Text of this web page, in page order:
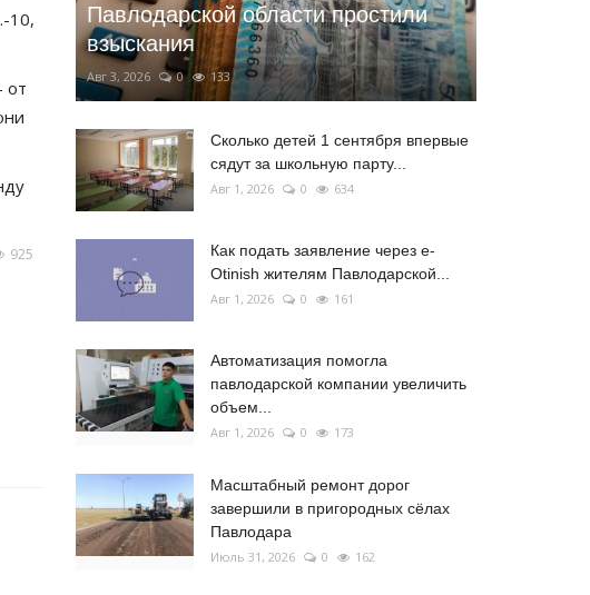
10,
от
925
Павлодарской области простили
взыскания
Авг 3, 2026 0 133
Сколько детей 1 сентября впервые
сядут за школьную парту...
Авг 1, 2026 0 634
Как подать заявление через e-
Otinish жителям Павлодарской...
Авг 1, 2026 0 161
Автоматизация помогла
павлодарской компании увеличить
объем...
Авг 1, 2026 0 173
Масштабный ремонт дорог
завершили в пригородных сёлах
Павлодара
Июль 31, 2026 0 162